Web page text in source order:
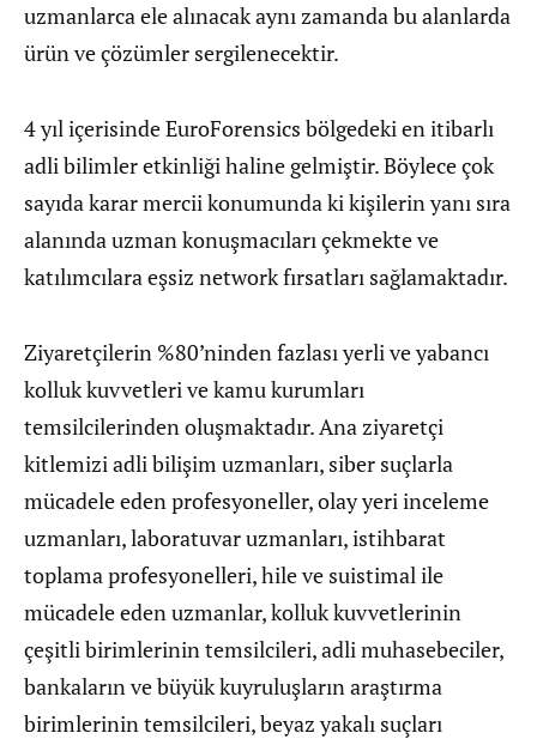
uzmanlarca ele alınacak aynı zamanda bu alanlarda
ürün ve çözümler sergilenecektir.
4 yıl içerisinde EuroForensics bölgedeki en itibarlı
adli bilimler etkinliği haline gelmiştir. Böylece çok
sayıda karar mercii konumunda ki kişilerin yanı sıra
alanında uzman konuşmacıları çekmekte ve
katılımcılara eşsiz network fırsatları sağlamaktadır.
Ziyaretçilerin %80’ninden fazlası yerli ve yabancı
kolluk kuvvetleri ve kamu kurumları
temsilcilerinden oluşmaktadır. Ana ziyaretçi
kitlemizi adli bilişim uzmanları, siber suçlarla
mücadele eden profesyoneller, olay yeri inceleme
uzmanları, laboratuvar uzmanları, istihbarat
toplama profesyonelleri, hile ve suistimal ile
mücadele eden uzmanlar, kolluk kuvvetlerinin
çeşitli birimlerinin temsilcileri, adli muhasebeciler,
bankaların ve büyük kuyruluşların araştırma
birimlerinin temsilcileri, beyaz yakalı suçları